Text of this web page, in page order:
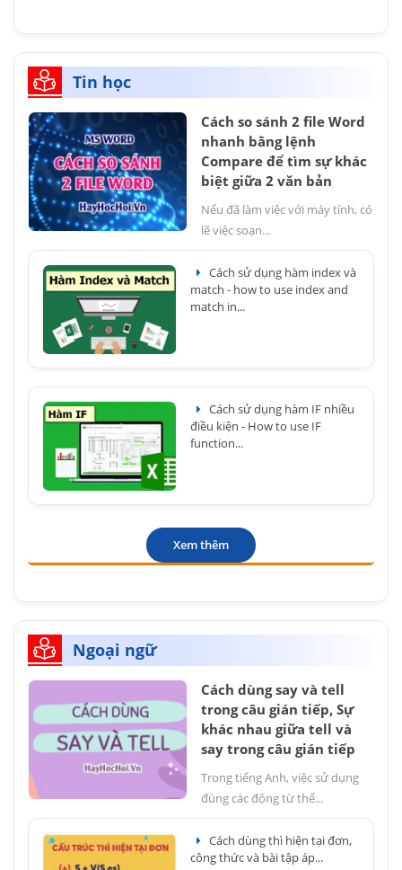
Tin học
Cách so sánh 2 file Word
nhanh bằng lệnh
Compare để tìm sự khác
biệt giữa 2 văn bản
Nếu đã làm việc với máy tính, có
lẽ việc soạn...
Cách sử dụng hàm index và
match - how to use index and
match in...
Cách sử dụng hàm IF nhiều
điều kiện - How to use IF
function...
Xem thêm
Ngoại ngữ
Cách dùng say và tell
trong câu gián tiếp, Sự
khác nhau giữa tell và
say trong câu gián tiếp
Trong tiếng Anh, việc sử dụng
đúng các động từ thể...
Cách dùng thì hiện tại đơn,
công thức và bài tập áp...